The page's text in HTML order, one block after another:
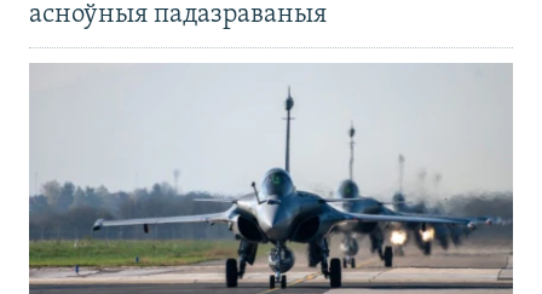
асноўныя падазраваныя